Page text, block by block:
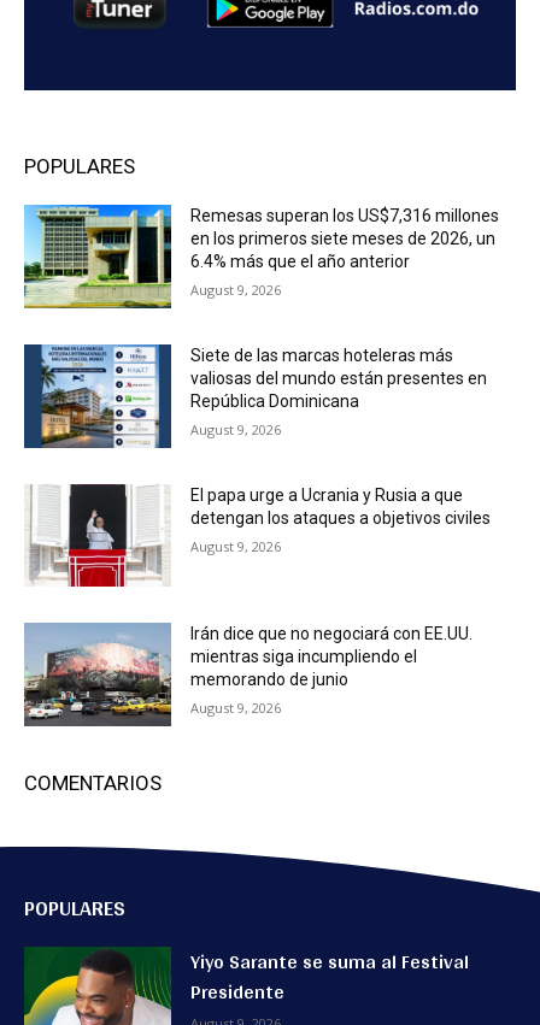
POPULARES
Remesas superan los US$7,316 millones
en los primeros siete meses de 2026, un
6.4% más que el año anterior
August 9, 2026
Siete de las marcas hoteleras más
valiosas del mundo están presentes en
República Dominicana
August 9, 2026
El papa urge a Ucrania y Rusia a que
detengan los ataques a objetivos civiles
August 9, 2026
Irán dice que no negociará con EE.UU.
mientras siga incumpliendo el
memorando de junio
August 9, 2026
COMENTARIOS
POPULARES
Yiyo Sarante se suma al Festival
Presidente